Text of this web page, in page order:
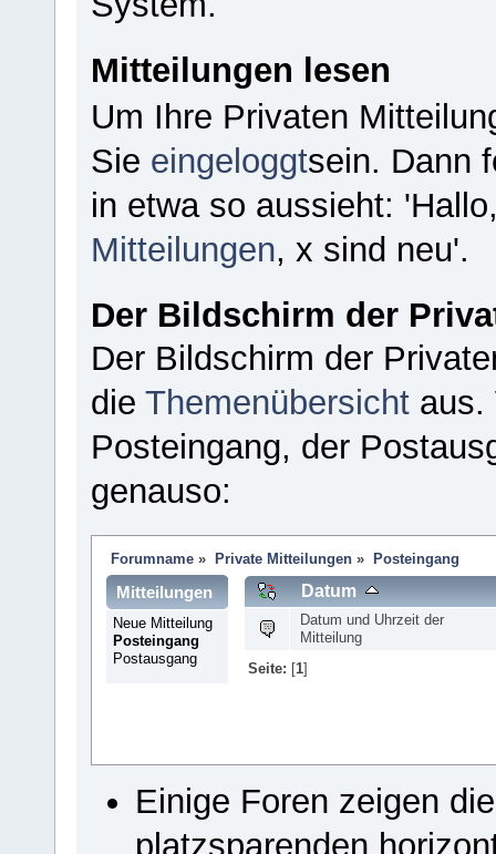
Mitteilungen lesen
Um Ihre Privaten
Sie eingeloggtsein. Dann
in etwa so aussieht:
Mitteilungen, x sind neu'.
Der Bildschirm der
Der Bildschirm der
die Themenübersichtaus.
Posteingang, der
genauso:
Forumname» Private Mitteilungen» Posteingang
Mitteilungen
Neue Mitteilung
Posteingang
Postausgang
Datum
Datum und Uhrzeit der
Mitteilung
Seite: [1]
Einige Foren zeigen
platzsparenden